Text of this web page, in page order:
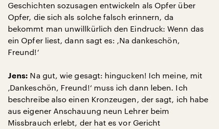
Geschichten sozusagen entwickeln als Opfer über
Opfer, die sich als solche falsch erinnern, da
bekommt man unwillkürlich den Eindruck: Wenn das
ein Opfer liest, dann sagt es: ‚Na dankeschön,
Freund!‘
Jens: Na gut, wie gesagt: hingucken! Ich meine, mit
‚Dankeschön, Freund!‘ muss ich dann leben. Ich
beschreibe also einen Kronzeugen, der sagt, ich habe
aus eigener Anschauung neun Lehrer beim
Missbrauch erlebt, der hat es vor Gericht